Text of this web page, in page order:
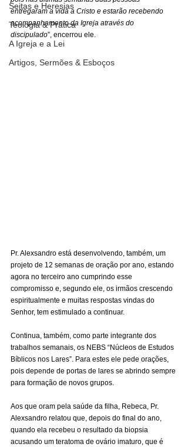
Seitas e Heresias
Teologia & Prática
A Igreja e a Lei
Artigos, Sermões & Esboços
entregaram a vida a Cristo e estarão recebendo
acompanhamento da Igreja através do
discipulado”, encerrou ele.
Pr. Alexsandro está desenvolvendo, também, um
projeto de 12 semanas de oração por ano, estando
agora no terceiro ano cumprindo esse
compromisso e, segundo ele, os irmãos crescendo
espiritualmente e muitas respostas vindas do
Senhor, tem estimulado a continuar.
Continua, também, como parte integrante dos
trabalhos semanais, os NEBS “Núcleos de Estudos
Bíblicos nos Lares”. Para estes ele pede orações,
pois depende de portas de lares se abrindo sempre
para formação de novos grupos.
Aos que oram pela saúde da filha, Rebeca, Pr.
Alexsandro relatou que, depois do final do ano,
quando ela recebeu o resultado da biopsia
acusando um teratoma de ovário imaturo, que é